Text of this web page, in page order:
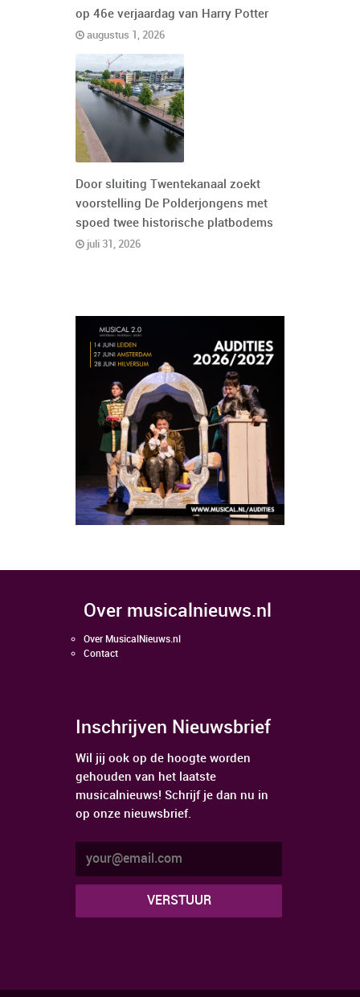
op 46e verjaardag van Harry Potter
augustus 1, 2026
Door sluiting Twentekanaal zoekt
voorstelling De Polderjongens met
spoed twee historische platbodems
juli 31, 2026
over musicalnieuws.nl
Over MusicalNieuws.nl
Contact
Inschrijven Nieuwsbrief
Wil jij ook op de hoogte worden
gehouden van het laatste
musicalnieuws! Schrijf je dan nu in
op onze nieuwsbrief.